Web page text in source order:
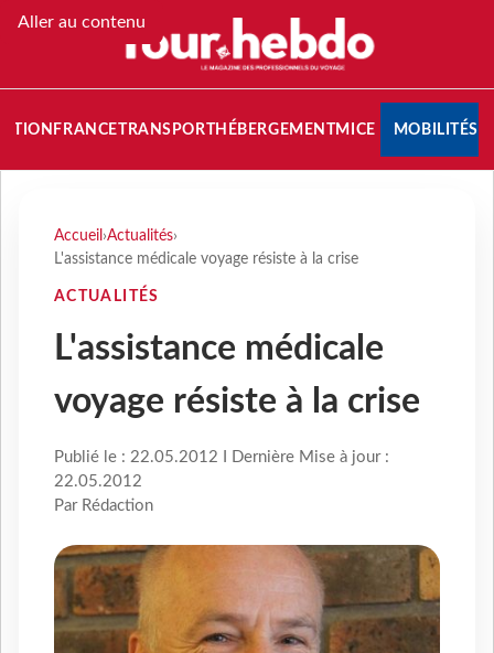
Aller au contenu
FRANCETRANSPORT HÉBERGEMENTMICE MOBILITÉS
Accueil ›Actualités›
L'assistance médicale voyage résiste à la crise
ACTUALITÉS
L'assistance médicale
voyage résiste à la crise
Publié le : 22.05.2012 I Dernière Mise à jour :
22.05.2012
Par Rédaction